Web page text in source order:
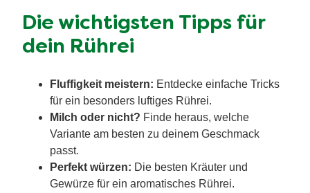
Die wichtigsten Tipps für
dein Rührei
Fluffigkeit meistern: Entdecke einfache Tricks
für ein besonders luftiges Rührei.
Milch oder nicht? Finde heraus, welche
Variante am besten zu deinem Geschmack
passt.
Perfekt würzen: Die besten Kräuter und
Gewürze für ein aromatisches Rührei.